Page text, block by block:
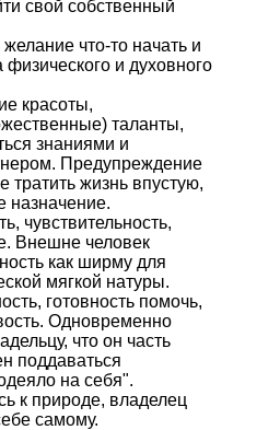
свой собственный
что-то начать и
и духовного
красоты,
таланты,
знаниями и
Предупреждение
тратить жизнь впустую,
назначение.
чувствительность,
Внешне человек
как ширму для
мягкой натуры.
готовность помочь,
Одновременно
что он часть
поддаваться
на себя".
к природе, владелец
самому.